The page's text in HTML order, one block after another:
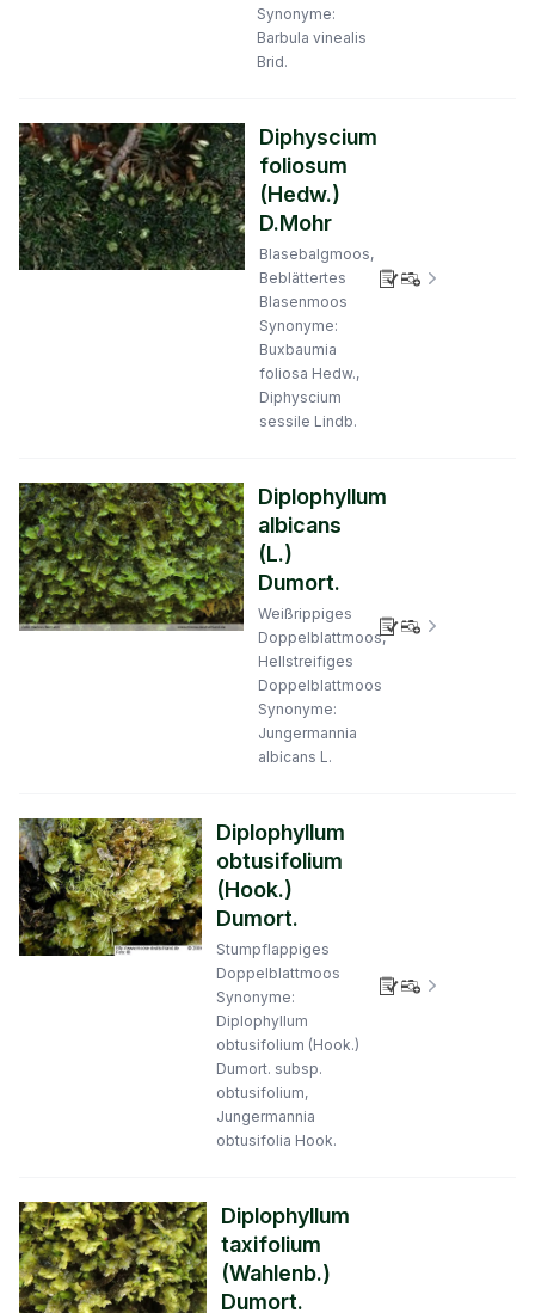
Synonyme:
Barbula vinealis
Brid.
Diphyscium
foliosum
(Hedw.)
D.Mohr
Blasebalgmoos,
Beblättertes
Blasenmoos
Synonyme:
Buxbaumia
foliosa Hedw.,
Diphyscium
sessile Lindb.
Diplophyllum
albicans
(L.)
Dumort.
Weißrippiges
Doppelblattmoos,
Hellstreifiges
Doppelblattmoos
Synonyme:
Jungermannia
albicans L.
Diplophyllum
obtusifolium
(Hook.)
Dumort.
Stumpflappiges
Doppelblattmoos
Synonyme:
Diplophyllum
obtusifolium (Hook.)
Dumort. subsp.
obtusifolium,
Jungermannia
obtusifolia Hook.
Diplophyllum
taxifolium
(Wahlenb.)
Dumort.